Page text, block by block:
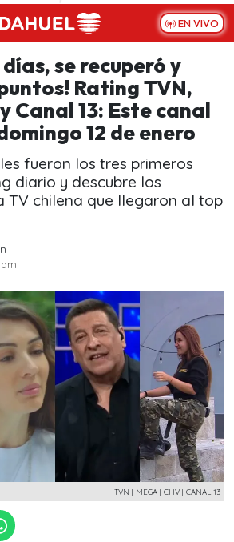
EN VIVO
se recuperó y
Rating TVN,
Canal 13: Este canal
12 de enero
fueron los tres primeros
diario y descubre los
TV chilena que llegaron al top
TVN | MEGA | CHV | CANAL 13